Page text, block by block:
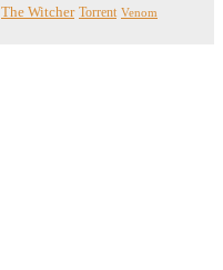
The Witcher Torrent Venom